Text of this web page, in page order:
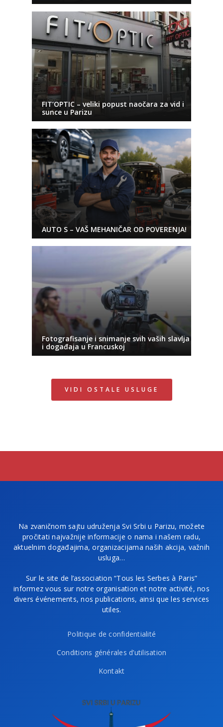
FIT’OPTIC – veliki popust naočara za vid i
sunce u Parizu
AUTO S – VAŠ MEHANIČAR OD POVERENJA!
Fotografisanje i snimanje svih vaših slavlja
i događaja u Francuskoj
VIDI OSTALE USLUGE
Na zvaničnom sajtu udruženja Svi Srbi u Parizu, možete
pročitati najvažnije informacije o nama i našem radu,
aktuelnim događajima, organizacijama naših akcija, važnih
usluga…
Sur le site de l’association “Tous les Serbes à Paris”
informez vous sur notre organisation et notre activité, nos
divers événements, nos publications, ainsi que les services
utiles.
Politique de confidentialité
Conditions générales d’utilisation
Kontakt